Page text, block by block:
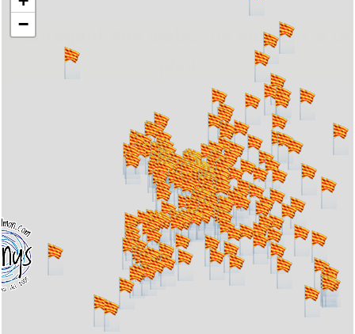
... carregant 484 webs... un moment si us
−